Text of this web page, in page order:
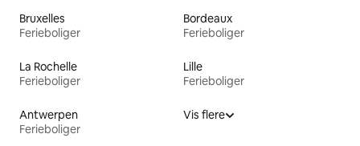
Bruxelles
Ferieboliger
Bordeaux
Ferieboliger
La Rochelle
Ferieboliger
Lille
Ferieboliger
Antwerpen
Ferieboliger
Vis flere